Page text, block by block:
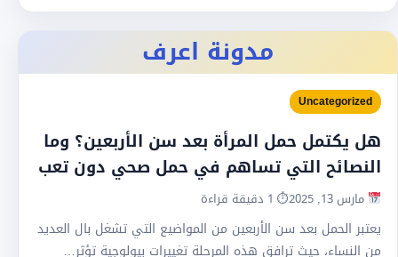
مدونة اعرف
Uncategorized
هل يكتمل حمل المرأة بعد سن الأربعين؟ وما
النصائح التي تساهم في حمل صحي دون تعب
مارس 13, 2025 ⏱ 1 دقيقة قراءة
يعتبر الحمل بعد سن الأربعين من المواضيع التي تشغل بال العديد
من النساء، حيث ترافق هذه المرحلة تغييرات بيولوجية تؤثر…